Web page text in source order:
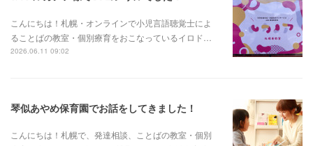
こんにちは！札幌・オンラインで小児言語聴覚士によ
ることばの教室・個別療育をおこなっているイロド…
2026.06.11 09:02
琴似あやめ保育園でお話をしてきました！
こんにちは！札幌で、発達相談、ことばの教室・個別